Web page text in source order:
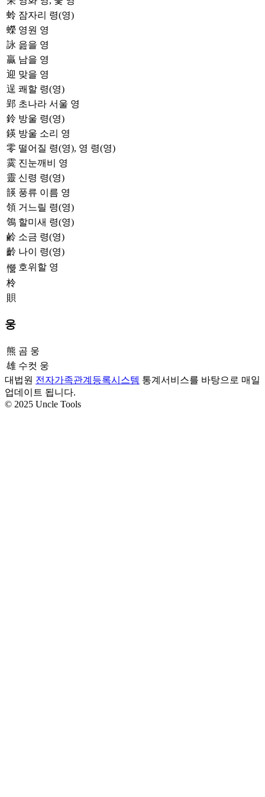
蛉 잠자리 령(영)
蠑 영원 영
詠 읊을 영
贏 남을 영
迎 맞을 영
逞 쾌할 령(영)
郢 초나라 서울 영
鈴 방울 령(영)
鍈 방울 소리 영
零 떨어질 령(영), 영 령(영)
霙 진눈깨비 영
靈 신령 령(영)
韺 풍류 이름 영
領 거느릴 령(영)
鴒 할미새 령(영)
鹷 소금 령(영)
齡 나이 령(영)
𢥏 호위할 영
柃
賏
웅
熊 곰 웅
雄 수컷 웅
대법원 전자가족관계등록시스템 통계서비스를 바탕으로 매일
업데이트 됩니다.
© 2025 Uncle Tools